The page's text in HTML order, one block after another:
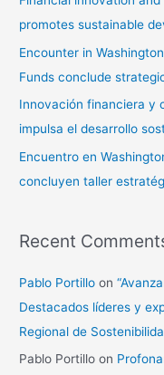
promotes sustainable
Encounter in
Funds conclude
Innovación financiera y
impulsa el desarrollo
Encuentro en
concluyen taller
Recent
Pablo Portillo on
Destacados líderes y
Regional de
Pablo Portillo on